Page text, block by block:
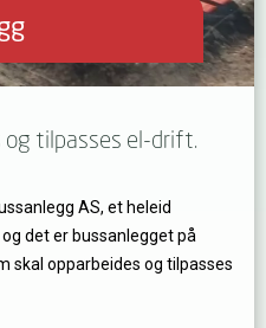
og tilpasses el-drift.
AS, et heleid
det er bussanlegget på
skal opparbeides og tilpasses